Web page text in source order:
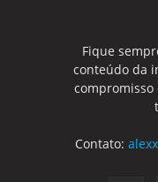
Fique
conteúdo da
compromisso
Contato: